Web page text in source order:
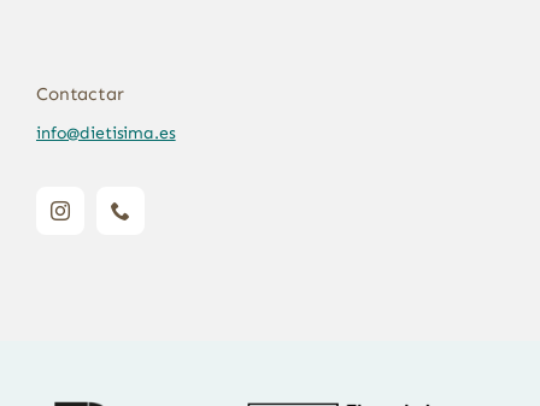
Contactar
info@dietisima.es